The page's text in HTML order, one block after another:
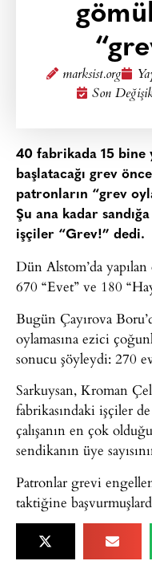
marksist.org
Son
40 fabrikada 15 bine
başlatacağı grev
patronların “grev
Şu ana kadar
işçiler “Grev!” dedi.
Dün Alstom’da
670 “Evet” ve 180
Bugün Çayırova
oylamasına ezici
sonucu şöyleydi: 270
Sarkuysan, Kroman
fabrikasındaki işçiler
çalışanın en çok
sendikanın üye
Patronlar grevi
taktiğine